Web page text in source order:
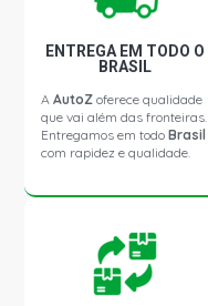
ENTREGA EM TODO O
BRASIL
AAutoZ oferece qualidade
que vai além das fronteiras.
Entregamos em todoBrasil
com rapidez e qualidade.